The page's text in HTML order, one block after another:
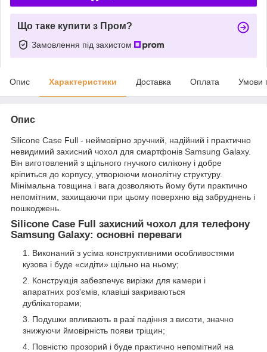
Що таке купити з Пром?
Замовлення під захистом
Опис Характеристики Доставка Оплата Умови
Опис
Silicone Case Full - неймовірно зручний, надійний і практично
невидимий захисний чохол для смартфонів Samsung Galaxy.
Він виготовлений з щільного гнучкого силікону і добре
кріпиться до корпусу, утворюючи монолітну структуру.
Мінімальна товщина і вага дозволяють йому бути практично
непомітним, захищаючи при цьому поверхню від забруднень і
пошкоджень.
Silicone Case Full захисний чохол для телефону
Samsung Galaxy: основні переваги
Виконаний з усіма конструктивними особливостями
кузова і буде «сидіти» щільно на ньому;
Конструкція забезпечує вирізки для камери і
апаратних роз'ємів, клавіші закриваються
дублікаторами;
Подушки впливають в разі падіння з висоти, значно
знижуючи ймовірність появи тріщин;
Повністю прозорий і буде практично непомітний на